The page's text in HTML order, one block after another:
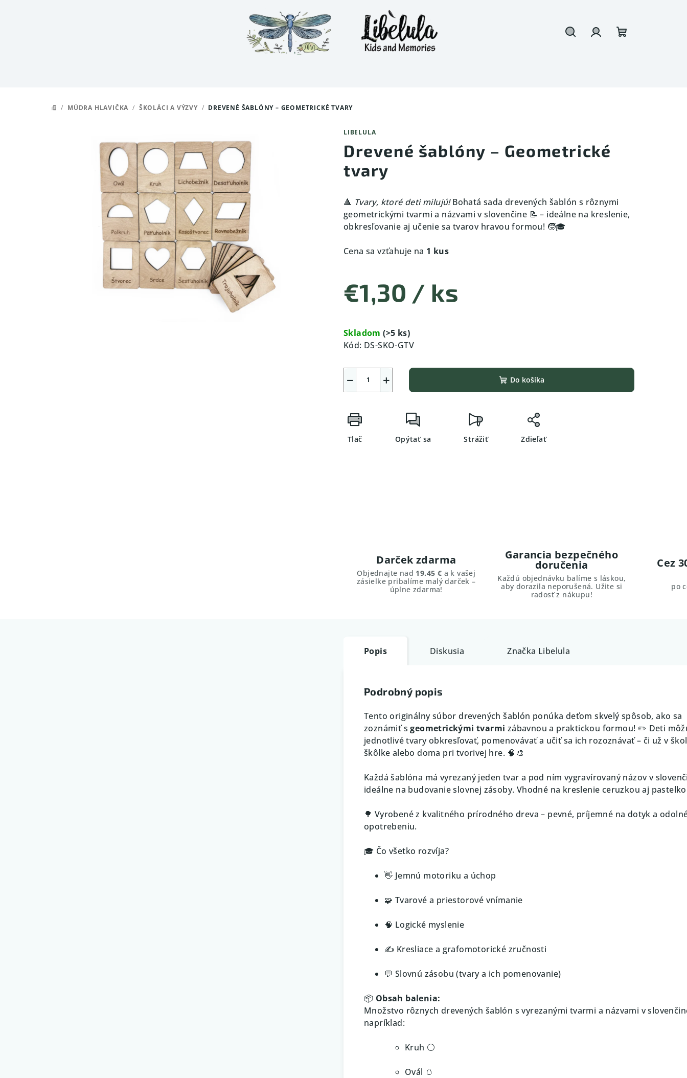
DOMOV
/ MÚDRA HLAVIČKA / ŠKOLÁCI A VÝZVY / DREVENÉ ŠABLÓNY – GEOMETRICKÉ TVARY
LIBELULA
Drevené šablóny – Geometrické
tvary
🔺 Tvary, ktoré deti milujú!Bohatá sada drevených šablón s rôznymi
geometrickými tvarmi a názvami v slovenčine 📝 – ideálne na kreslenie,
obkresľovanie aj učenie sa tvarov hravou formou! 🧒🎓
Cena sa vzťahuje na 1 kus
€1,30 / ks
cena:
Skladom(>5 ks)
Kód: DS-SKO-GTV
+
− Do košíka
Tlač Opýtať sa Strážiť Zdieľať
Darček zdarma
Objednajte nad 19.45 € a k vašej
zásielke pribalíme malý darček –
úplne zdarma!
Garancia bezpečného
doručenia
Každú objednávku balíme s láskou,
aby dorazila neporušená. Užite si
radosť z nákupu!
Cez
po
Popis Diskusia Značka Libelula
Podrobný popis
Tento originálny súbor drevených šablón ponúka deťom skvelý spôsob, ako sa
zoznámiť sgeometrickými tvarmi zábavnou a praktickou formou! ✏️ Deti
jednotlivé tvary obkresľovať, pomenovávať a učiť sa ich rozoznávať – či už v
škôlke alebo doma pri tvorivej hre. 🧠🎨
Každá šablóna má vyrezaný jeden tvar a pod ním vygravírovaný názov v
ideálne na budovanie slovnej zásoby. Vhodné na kreslenie ceruzkou aj
🌳 Vyrobené z kvalitného prírodného dreva – pevné, príjemné na dotyk a
opotrebeniu.
🎓 Čo všetko rozvíja?
👋 Jemnú motoriku a úchop
🧩 Tvarové a priestorové vnímanie
🧠 Logické myslenie
✍️ Kresliace a grafomotorické zručnosti
💬 Slovnú zásobu (tvary a ich pomenovanie)
📦 Obsah balenia:
Množstvo rôznych drevených šablón s vyrezanými tvarmi a názvami v
napríklad:
Kruh ⚪
Ovál 🥚